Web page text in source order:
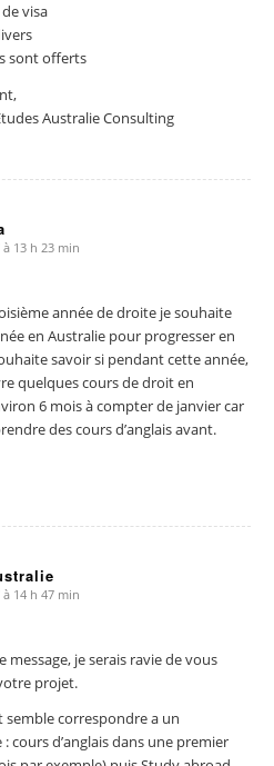
visa
sont offerts
Australie Consulting
13 h 23 min
année de droite je souhaite
en Australie pour progresser en
savoir si pendant cette année,
quelques cours de droit en
6 mois à compter de janvier car
des cours d’anglais avant.
14 h 47 min
message, je serais ravie de vous
projet.
correspondre a un
cours d’anglais dans une premier